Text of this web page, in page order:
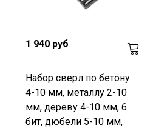
1 940 руб
Набор сверл по бетону
4-10 мм, металлу 2-10
мм, дереву 4-10 мм, 6
бит, дюбели 5-10 мм,